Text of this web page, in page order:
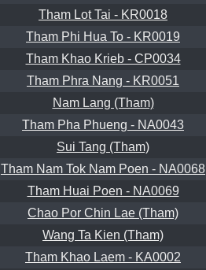
Tham Lot Tai - KR0018
Tham Phi Hua To - KR0019
Tham Khao Krieb - CP0034
Tham Phra Nang - KR0051
Nam Lang (Tham)
Tham Pha Phueng - NA0043
Sui Tang (Tham)
Tham Nam Tok Nam Poen - NA0068
Tham Huai Poen - NA0069
Chao Por Chin Lae (Tham)
Wang Ta Kien (Tham)
Tham Khao Laem - KA0002